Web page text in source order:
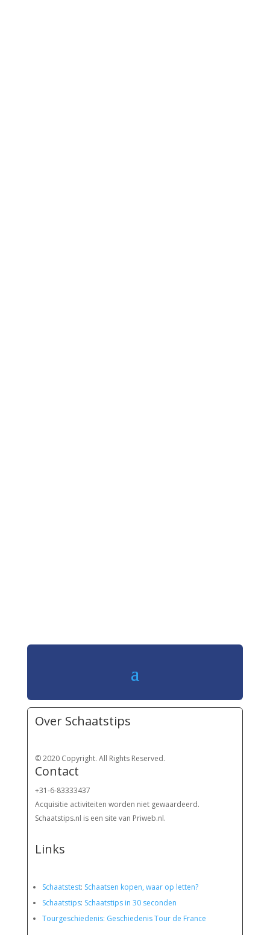
Over Schaatstips
© 2020 Copyright. All Rights Reserved.
Contact
+31-6-83333437
Acquisitie activiteiten worden niet gewaardeerd.
Schaatstips.nl is een site van Priweb.nl.
Links
Schaatstest: Schaatsen kopen, waar op letten?
Schaatstips: Schaatstips in 30 seconden
Tourgeschiedenis: Geschiedenis Tour de France